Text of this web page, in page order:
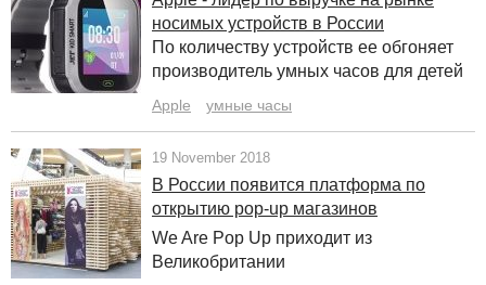
носимых устройств в России
По количеству устройств ее обгоняет
производитель умных часов для детей
Apple умные часы
19 November 2018
В России появится платформа по
открытию pop-up магазинов
We Are Pop Up приходит из
Великобритании